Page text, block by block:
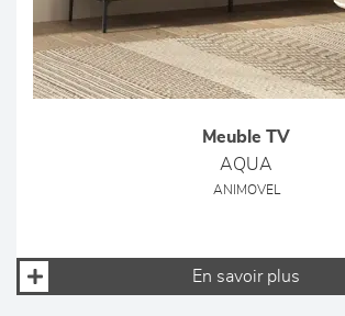
Meuble TV
AQUA
ANIMOVEL
En savoir plus